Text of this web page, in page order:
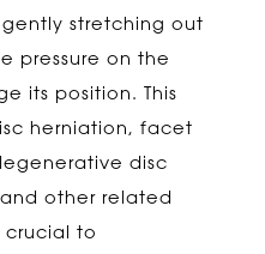
stretching out
pressure on the
its position. This
herniation, facet
disc
other related
crucial to